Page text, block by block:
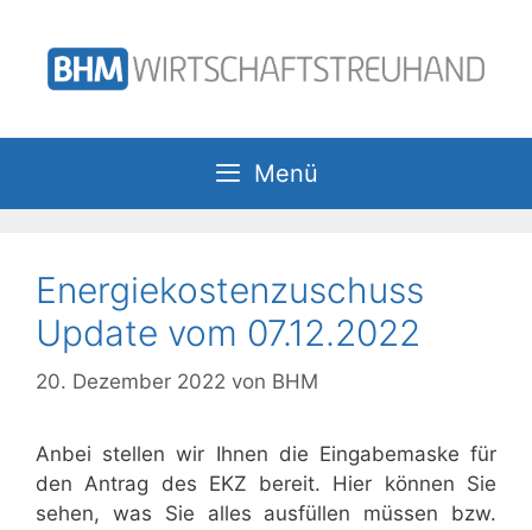
Inhalt
springen
Menü
Energiekostenzuschuss
Update vom 07.12.2022
20. Dezember 2022 von BHM
Anbei stellen wir Ihnen die Eingabemaske für
den Antrag des EKZ bereit. Hier können Sie
sehen, was Sie alles ausfüllen müssen bzw.